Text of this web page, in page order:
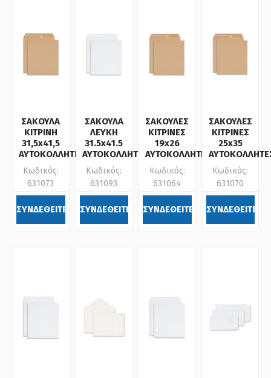
ΣΑΚΟΥΛΑ
ΚΙΤΡΙΝΗ
31,5x41,5
ΑΥΤΟΚΟΛΛΗΤΗ
Κωδικός:
631073
ΣΥΝΔΕΘΕΙΤΕ
ΣΑΚΟΥΛΑ
ΛΕΥΚΗ
31.5x41.5
ΑΥΤΟΚΟΛΛΗΤΗ
Κωδικός:
631093
ΣΥΝΔΕΘΕΙΤΕ
ΣΑΚΟΥΛΕΣ
ΚΙΤΡΙΝΕΣ
19x26
ΑΥΤΟΚΟΛΛΗΤΕΣ
Κωδικός:
631064
ΣΥΝΔΕΘΕΙΤΕ
ΣΑΚΟΥΛΕΣ
ΚΙΤΡΙΝΕΣ
25x35
Κωδικός:
631070
ΣΥΝΔΕΘΕΙΤΕ